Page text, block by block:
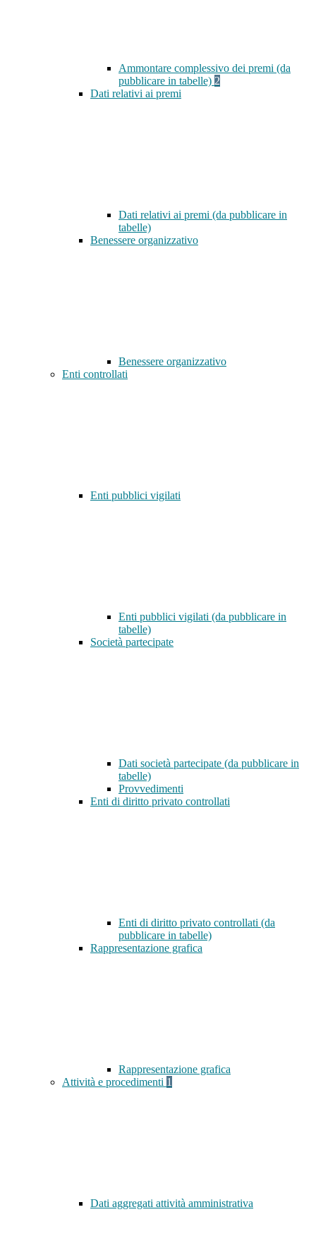
Ammontare complessivo dei premi (da
pubblicare in tabelle) 2
Dati relativi ai premi
Dati relativi ai premi (da pubblicare in
tabelle)
Benessere organizzativo
Benessere organizzativo
Enti controllati
Enti pubblici vigilati
Enti pubblici vigilati (da pubblicare in
tabelle)
Società partecipate
Dati società partecipate (da pubblicare in
tabelle)
Provvedimenti
Enti di diritto privato controllati
Enti di diritto privato controllati (da
pubblicare in tabelle)
Rappresentazione grafica
Rappresentazione grafica
Attività e procedimenti 1
Dati aggregati attività amministrativa